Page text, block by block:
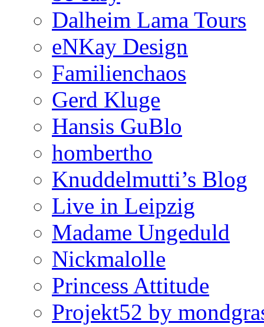
Dalheim Lama Tours
eNKay Design
Familienchaos
Gerd Kluge
Hansis GuBlo
hombertho
Knuddelmutti’s Blog
Live in Leipzig
Madame Ungeduld
Nickmalolle
Princess Attitude
Projekt52 by